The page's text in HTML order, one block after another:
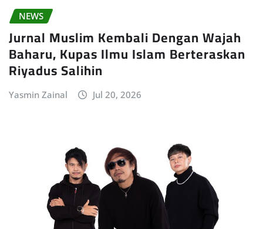
NEWS
Jurnal Muslim Kembali Dengan Wajah
Baharu, Kupas Ilmu Islam Berteraskan
Riyadus Salihin
Yasmin Zainal Jul 20, 2026